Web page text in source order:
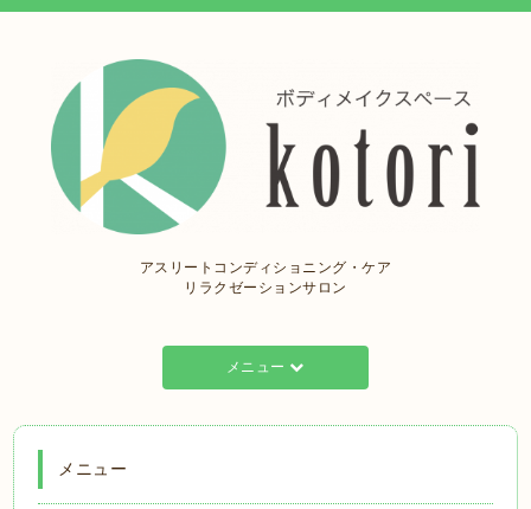
アスリートコンディショニング・ケア
リラクゼーションサロン
メニュー
メニュー